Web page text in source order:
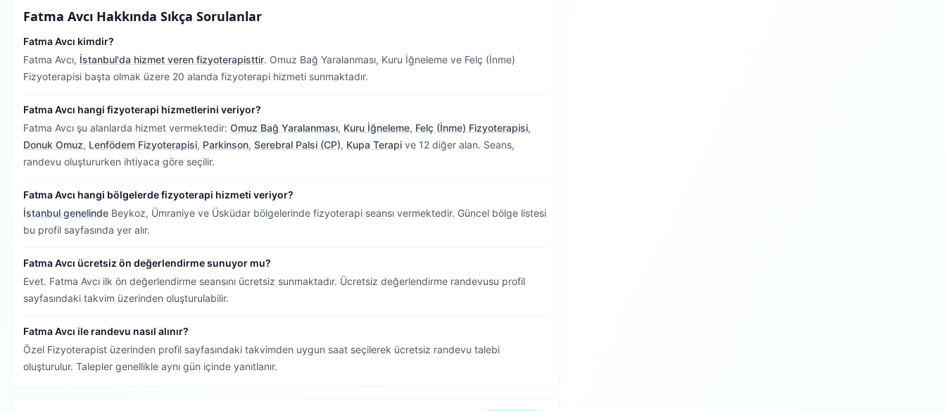
Fatma Avcı Hakkında Sıkça Sorulanlar
Fatma Avcı kimdir?
Fatma Avcı, İstanbul'da hizmet veren fizyoterapisttir. Omuz Bağ Yaralanması, Kuru İğneleme ve Felç (İnme)
Fizyoterapisi başta olmak üzere 20 alanda fizyoterapi hizmeti sunmaktadır.
Fatma Avcı hangi fizyoterapi hizmetlerini veriyor?
Fatma Avcı şu alanlarda hizmet vermektedir: Omuz Bağ Yaralanması, Kuru İğneleme, Felç (İnme) Fizyoterapisi,
Donuk Omuz, Lenfödem Fizyoterapisi, Parkinson, Serebral Palsi (CP), Kupa Terapi ve 12 diğer alan. Seans,
randevu oluştururken ihtiyaca göre seçilir.
Fatma Avcı hangi bölgelerde fizyoterapi hizmeti veriyor?
İstanbul genelinde Beykoz, Ümraniye ve Üsküdar bölgelerinde fizyoterapi seansı vermektedir. Güncel bölge listesi
bu profil sayfasında yer alır.
Fatma Avcı ücretsiz ön değerlendirme sunuyor mu?
Evet. Fatma Avcı ilk ön değerlendirme seansını ücretsiz sunmaktadır. Ücretsiz değerlendirme randevusu profil
sayfasındaki takvim üzerinden oluşturulabilir.
Fatma Avcı ile randevu nasıl alınır?
Özel Fizyoterapist üzerinden profil sayfasındaki takvimden uygun saat seçilerek ücretsiz randevu talebi
oluşturulur. Talepler genellikle aynı gün içinde yanıtlanır.